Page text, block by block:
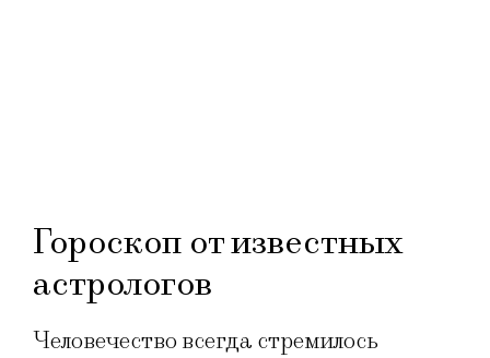
Гороскоп от известных
астрологов
Человечество всегда стремилось